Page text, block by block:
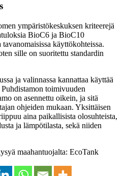
ympäristökeskuksen kriteerejä
BioC6 ja BioC10
käyttökohteissa.
sille on suoritettu standardin
ja valinnassa kannattaa käyttää
toimivuuden
on asennettu oikein, ja sitä
ohjeiden mukaan. Yksittäisen
aina paikallisista olosuhteista,
ja lämpötilasta, sekä niiden
maahantuojalta: EcoTank